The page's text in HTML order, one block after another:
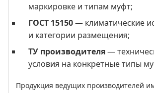
маркировке и типам муфт;
ГОСТ 15150— климатические
и категории размещения;
ТУ производителя—
условия на конкретные типы
Продукция ведущих производителей